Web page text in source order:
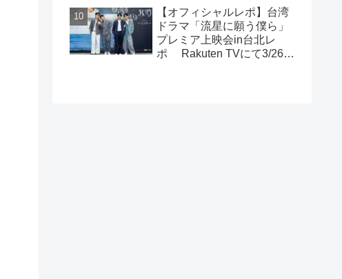
ー・モンシュエン（初孟
軒） インタビュー！サイン
入りチェキ読プレも
【オフィシャルレポ】台湾
ドラマ「流星に願う僕ら」
プレミア上映会in台北レ
ポ Rakuten TVにて3/26～